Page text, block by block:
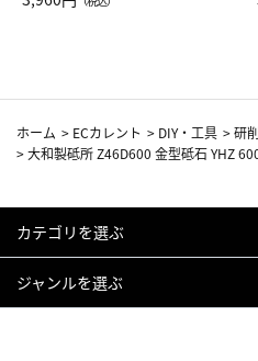
ホーム > ECカレント > DIY・工具 >研
>大和製砥所 Z46D600 金型砥石 YHZ
カテゴリを選ぶ
ジャンルを選ぶ